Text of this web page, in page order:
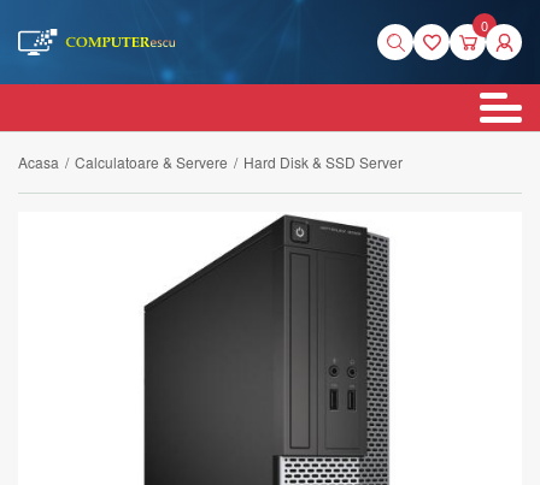
0
Acasa / Calculatoare & Servere / Hard Disk & SSD Server